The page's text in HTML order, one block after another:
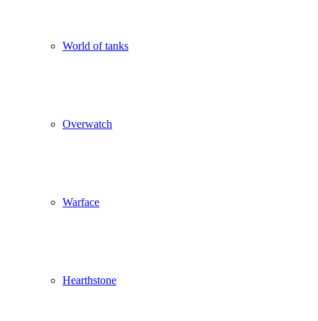
World of tanks
Overwatch
Warface
Hearthstone